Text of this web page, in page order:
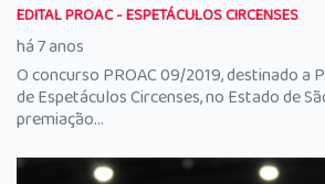
EDITAL PROAC - ESPETÁCULOS CIRCENSES
há 7 anos
O concurso PROAC 09/2019, destinado a
de Espetáculos Circenses, no Estado de
premiação...